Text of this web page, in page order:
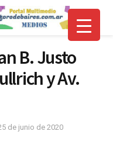
B. Justo
y Av.
de junio de 2020